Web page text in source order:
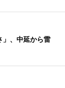
」、中延から雷